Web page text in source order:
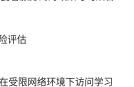
评估
受限网络环境下访问学习